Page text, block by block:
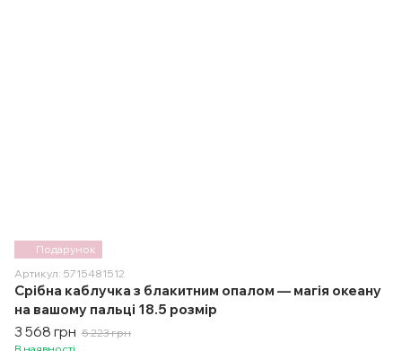
Подарунок
Артикул: 5715481512
Срібна каблучка з блакитним опалом — магія океану
на вашому пальці 18.5 розмір
3 568 грн 5 223 грн